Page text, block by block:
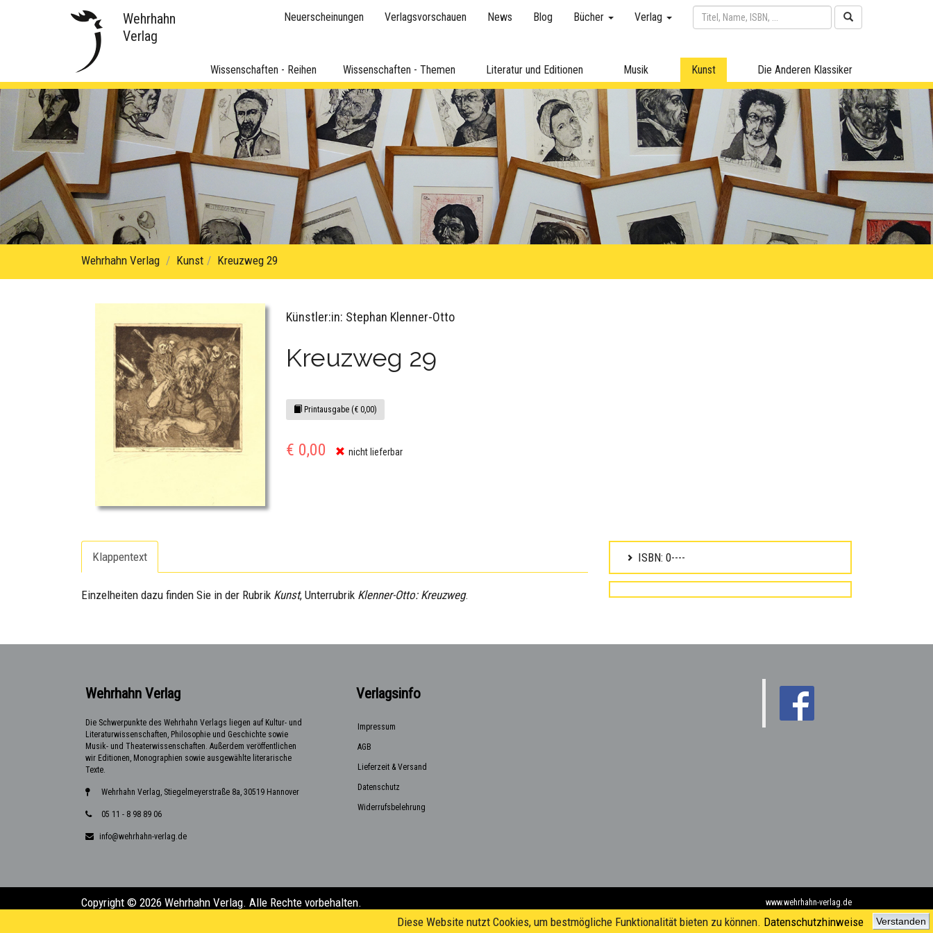
Diese Website nutzt Cookies, um bestmögliche Funktionalität bieten zu können. Datenschutzhinweise Verstanden
Wehrhahn
Verlag
Neuerscheinungen Verlagsvorschauen News Blog Bücher Verlag
Wissenschaften - Reihen Wissenschaften - Themen Literatur und Editionen Musik Kunst Die Anderen Klassiker
Wehrhahn Verlag Kunst Kreuzweg 29
Künstler:in: Stephan Klenner-Otto
Kreuzweg 29
Printausgabe (€ 0,00)
€ 0,00 nicht lieferbar
Klappentext
Einzelheiten dazu finden Sie in der Rubrik Kunst, Unterrubrik Klenner-Otto: Kreuzweg.
ISBN: 0----
Wehrhahn Verlag
Die Schwerpunkte des Wehrhahn Verlags liegen auf Kultur- und
Literaturwissenschaften, Philosophie und Geschichte sowie
Musik- und Theaterwissenschaften. Außerdem veröffentlichen
wir Editionen, Monographien sowie ausgewählte literarische
Texte.
Wehrhahn Verlag, Stiegelmeyerstraße 8a, 30519 Hannover
05 11 - 8 98 89 06
info@wehrhahn-verlag.de
Verlagsinfo
Impressum
AGB
Lieferzeit & Versand
Datenschutz
Widerrufsbelehrung
Copyright © 2026 Wehrhahn Verlag. Alle Rechte vorbehalten.
www.wehrhahn-verlag.de